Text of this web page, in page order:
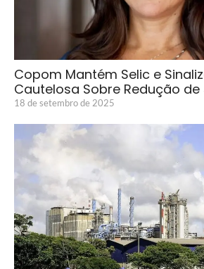
Copom Mantém Selic e
Cautelosa Sobre Redução de
18 de setembro de 2025